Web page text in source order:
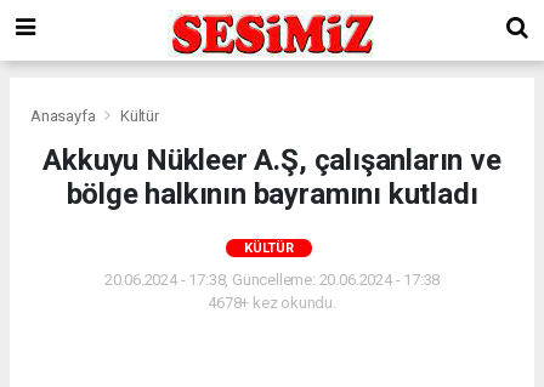
Anasayfa Kültür
Akkuyu Nükleer A.Ş, çalışanların ve
bölge halkının bayramını kutladı
KÜLTÜR
20.06.2024 - 17:38, Güncelleme: 20.06.2024 - 17:38
4678+ kez okundu.